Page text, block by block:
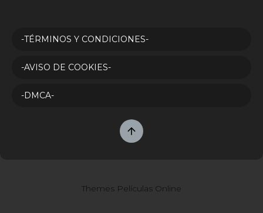
-TÉRMINOS Y CONDICIONES-
-AVISO DE COOKIES-
-DMCA-
Themes Películas Online